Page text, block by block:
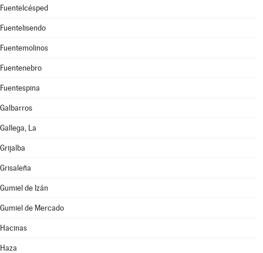
Fuentelcésped
Fuentelisendo
Fuentemolinos
Fuentenebro
Fuentespina
Galbarros
Gallega, La
Grijalba
Grisaleña
Gumiel de Izán
Gumiel de Mercado
Hacinas
Haza